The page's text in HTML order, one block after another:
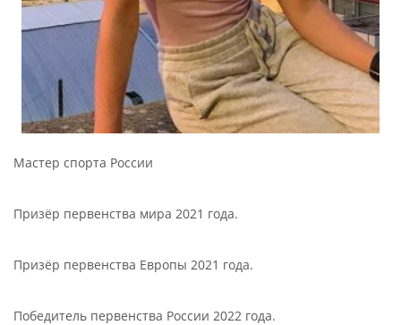
Мастер спорта России
Призёр первенства мира 2021 года.
Призёр первенства Европы 2021 года.
Победитель первенства России 2022 года.